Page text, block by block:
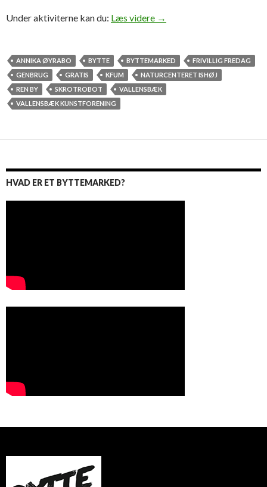
Under aktiviterne kan du: Læs videre Vallensbæk Byttemarked
→
ANNIKA ØYRABO BYTTE BYTTEMARKED
FRIVILLIG FREDAG
GENBRUG
GRATIS KFUM
NATURCENTERET ISHØJ
REN BY
SKROTROBOT
VALLENSBÆK
VALLENSBÆK KUNSTFORENING
HVAD ER ET BYTTEMARKED?